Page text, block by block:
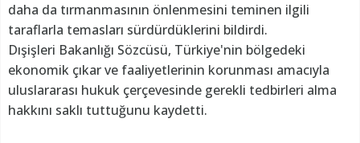
daha da tırmanmasının önlenmesini teminen ilgili
taraflarla temasları sürdürdüklerini bildirdi.
Dışişleri Bakanlığı Sözcüsü, Türkiye'nin bölgedeki
ekonomik çıkar ve faaliyetlerinin korunması amacıyla
uluslararası hukuk çerçevesinde gerekli tedbirleri alma
hakkını saklı tuttuğunu kaydetti.